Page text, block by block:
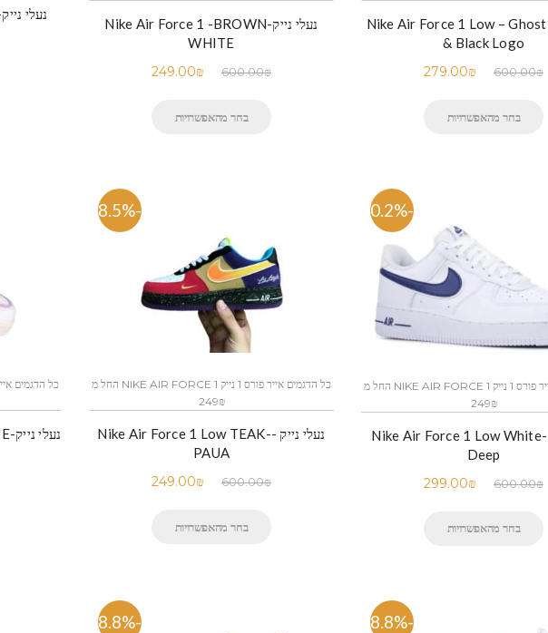
נעלי נייק-Nike Air Force 1 -BROWN
WHITE
600.00₪
249.00₪
בחר מהאפשרויות
נעלי נייק -Nike Air Force 1 Low – Ghost
& Black Logo
600.00₪
279.00₪
בחר מהאפשרויות
נעלי נייק-Nike Air Force 1 -BLUE WHITE
-58.5%
כל הדגמים אייר פורס 1 נייק NIKE AIR FORCE 1 החל מ
249₪
נעלי נייק -Nike Air Force 1 Low TEAK-
PAUA
600.00₪
249.00₪
בחר מהאפשרויות
-50.2%
כל הדגמים אייר פורס 1 נייק NIKE AIR FORCE 1 החל מ
249₪
נעלי נייק -Nike Air Force 1 Low White
Deep
600.00₪
299.00₪
בחר מהאפשרויות
-48.8% -48.8%